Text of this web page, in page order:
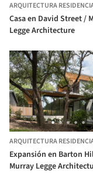
ARQUITECTURA
Casa en David Street /
Legge Architecture
ARQUITECTURA
Expansión en Barton
Murray Legge